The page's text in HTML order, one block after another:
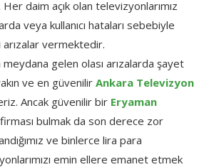
Her daim açık olan televizyonlarımız
veya kullanıcı hataları sebebiyle
arızalar vermektedir.
meydana gelen olası arızalarda şayet
ve en güvenilir Ankara Televizyon
Ancak güvenilir bir Eryaman
firması bulmak da son derece zor
ve binlerce lira para
emin ellere emanet etmek